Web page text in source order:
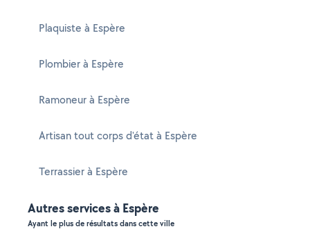
Plaquiste à Espère
Plombier à Espère
Ramoneur à Espère
Artisan tout corps d'état à Espère
Terrassier à Espère
Autres services à Espère
Ayant le plus de résultats dans cette ville